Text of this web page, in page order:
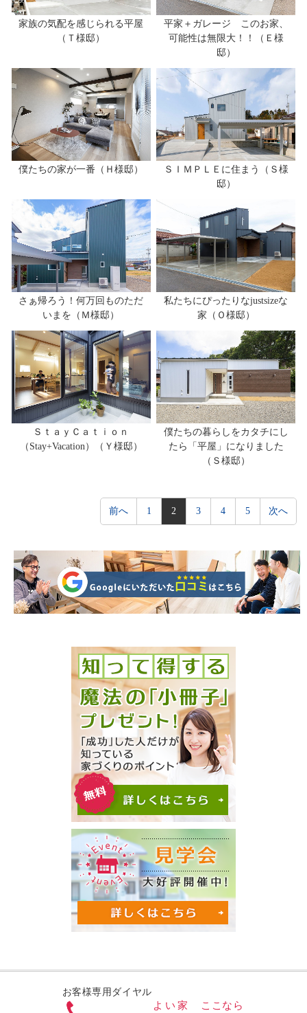
家族の気配を感じられる平屋
（Ｔ様邸）
平家＋ガレージ このお家、
可能性は無限大！！（Ｅ様
邸）
僕たちの家が一番（Ｈ様邸）
ＳＩＭＰＬＥに住まう（Ｓ様
邸）
さぁ帰ろう！何万回ものただ
いまを（Ｍ様邸）
私たちにぴったりなjustsizeな
家（Ｏ様邸）
ＳｔａｙＣａｔｉｏｎ
（Stay+Vacation）​（Ｙ様邸）
僕たちの暮らしをカタチにし
たら「平屋」になりました
（Ｓ様邸）
前へ 1 2 3 4 5 次へ
お客様専用ダイヤル
よい家 ここなら